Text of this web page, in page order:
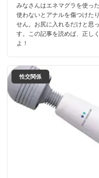
みなさんはエネマグラを使っ
使わないとアナルを傷つけた
せん。お尻に入れるだけと思
す。この記事を読めば、正し
よ！
性交関係